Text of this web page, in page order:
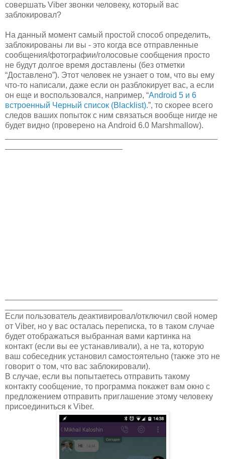
совершать Viber звонки человеку, который вас
заблокировал?
На данный момент самый простой способ определить,
заблокированы ли вы - это когда все отправленные
сообщения/фотографии/голосовые сообщения просто
не будут долгое время доставлены (без отметки
“Доставлено”). Этот человек не узнает о том, что вы ему
что-то написали, даже если он разблокирует вас, а если
он еще и воспользовался, например, “Android 5 и 6
встроенный Черный список (Blacklist).”, то скорее всего
следов ваших попыток с ним связаться вообще нигде не
будет видно (проверено на Android 6.0 Marshmallow).
Если пользователь деактивировал/отключил свой номер
от Viber, но у вас осталась переписка, то в таком случае
будет отображаться выбранная вами картинка на
контакт (если вы ее устанавливали), а не та, которую
ваш собеседник установил самостоятельно (также это не
говорит о том, что вас заблокировали).
В случае, если вы попытаетесь отправить такому
контакту сообщение, то программа покажет вам окно с
предложением отправить приглашение этому человеку
присоединиться к Viber.